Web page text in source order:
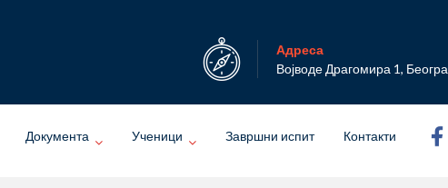
Адреса
Војводе Драгомира 1,
Документа Ученици Завршни испит Контакти